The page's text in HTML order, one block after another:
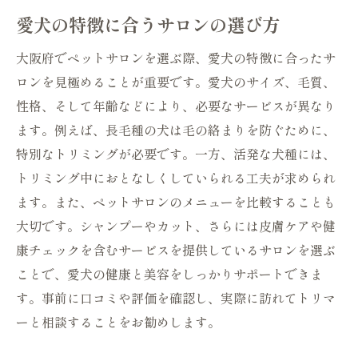
愛犬の特徴に合うサロンの選び方
大阪府でペットサロンを選ぶ際、愛犬の特徴に合ったサ
ロンを見極めることが重要です。愛犬のサイズ、毛質、
性格、そして年齢などにより、必要なサービスが異なり
ます。例えば、長毛種の犬は毛の絡まりを防ぐために、
特別なトリミングが必要です。一方、活発な犬種には、
トリミング中におとなしくしていられる工夫が求められ
ます。また、ペットサロンのメニューを比較することも
大切です。シャンプーやカット、さらには皮膚ケアや健
康チェックを含むサービスを提供しているサロンを選ぶ
ことで、愛犬の健康と美容をしっかりサポートできま
す。事前に口コミや評価を確認し、実際に訪れてトリマ
ーと相談することをお勧めします。